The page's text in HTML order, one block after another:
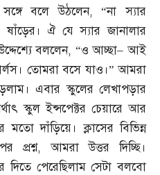
বলে উঠলেন, “না স্যার
ঐ যে স্যার জানালার
বললেন, “ও আচ্ছা–আই
তোমরা বসে যাও।” আমরা
এবার স্কুলের লেখাপড়ার
স্কুল ইন্সপেক্টর চেয়ারে আর
দাঁড়িয়ে। ক্লাসের বিভিন্ন
প্রশ্ন,আমরা উত্তর দিচ্ছি।
দিতে পেরেছিলাম সেটা বলবো